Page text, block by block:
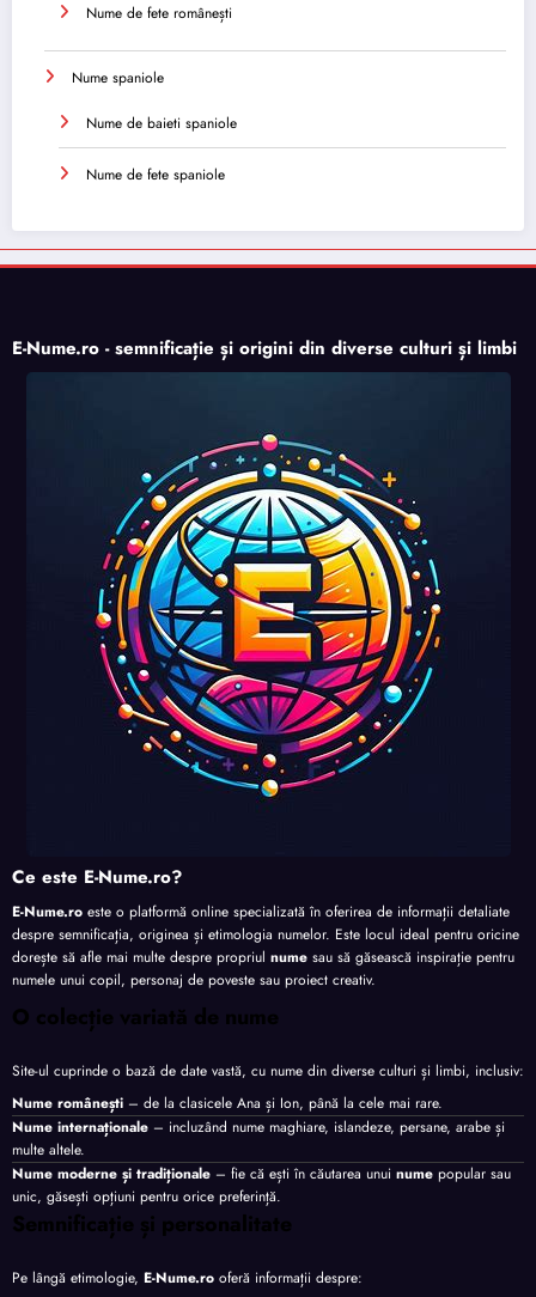
Nume de fete românești
Nume spaniole
Nume de baieti spaniole
Nume de fete spaniole
E-Nume.ro - semnificație și origini din diverse culturi și limbi
Ce este E-Nume.ro?
E-Nume.ro este o platformă online specializată în oferirea de informații detaliate
despre semnificația, originea și etimologia numelor. Este locul ideal pentru oricine
dorește să afle mai multe despre propriul nume sau să găsească inspirație pentru
numele unui copil, personaj de poveste sau proiect creativ.
O colecție variată de nume
Site-ul cuprinde o bază de date vastă, cu nume din diverse culturi și limbi, inclusiv:
Nume românești – de la clasicele Ana și Ion, până la cele mai rare.
Nume internaționale – incluzând nume maghiare, islandeze, persane, arabe și
multe altele.
Nume moderne și tradiționale – fie că ești în căutarea unui nume popular sau
unic, găsești opțiuni pentru orice preferință.
Semnificație și personalitate
Pe lângă etimologie, E-Nume.ro oferă informații despre: